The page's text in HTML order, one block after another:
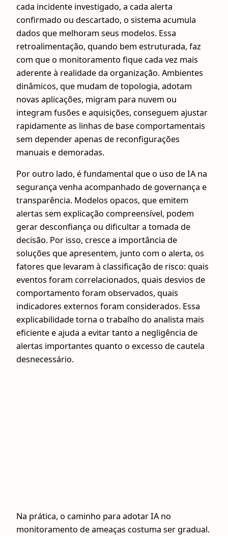
cada incidente investigado, a cada alerta
confirmado ou descartado, o sistema acumula
dados que melhoram seus modelos. Essa
retroalimentação, quando bem estruturada, faz
com que o monitoramento fique cada vez mais
aderente à realidade da organização. Ambientes
dinâmicos, que mudam de topologia, adotam
novas aplicações, migram para nuvem ou
integram fusões e aquisições, conseguem ajustar
rapidamente as linhas de base comportamentais
sem depender apenas de reconfigurações
manuais e demoradas.
Por outro lado, é fundamental que o uso de IA na
segurança venha acompanhado de governança e
transparência. Modelos opacos, que emitem
alertas sem explicação compreensível, podem
gerar desconfiança ou dificultar a tomada de
decisão. Por isso, cresce a importância de
soluções que apresentem, junto com o alerta, os
fatores que levaram à classificação de risco: quais
eventos foram correlacionados, quais desvios de
comportamento foram observados, quais
indicadores externos foram considerados. Essa
explicabilidade torna o trabalho do analista mais
eficiente e ajuda a evitar tanto a negligência de
alertas importantes quanto o excesso de cautela
desnecessário.
Na prática, o caminho para adotar IA no
monitoramento de ameaças costuma ser gradual.